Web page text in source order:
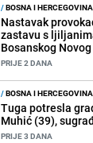
/BOSNA I HERCEGOVINA
Nastavak
zastavu s
Bosanskog Novog
PRIJE 2 DANA
/BOSNA I HERCEGOVINA
Tuga potresla
Muhić (39),
PRIJE 3 DANA